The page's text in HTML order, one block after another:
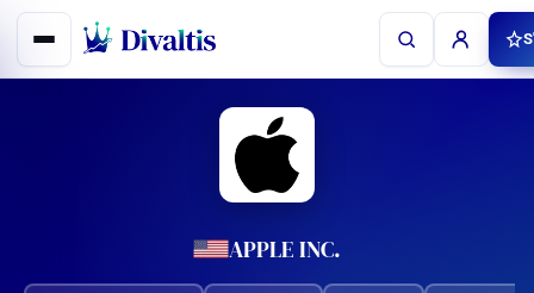
Aller
contenu
APPLE INC.